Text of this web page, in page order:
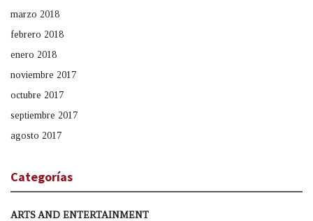
marzo 2018
febrero 2018
enero 2018
noviembre 2017
octubre 2017
septiembre 2017
agosto 2017
Categorías
ARTS AND ENTERTAINMENT